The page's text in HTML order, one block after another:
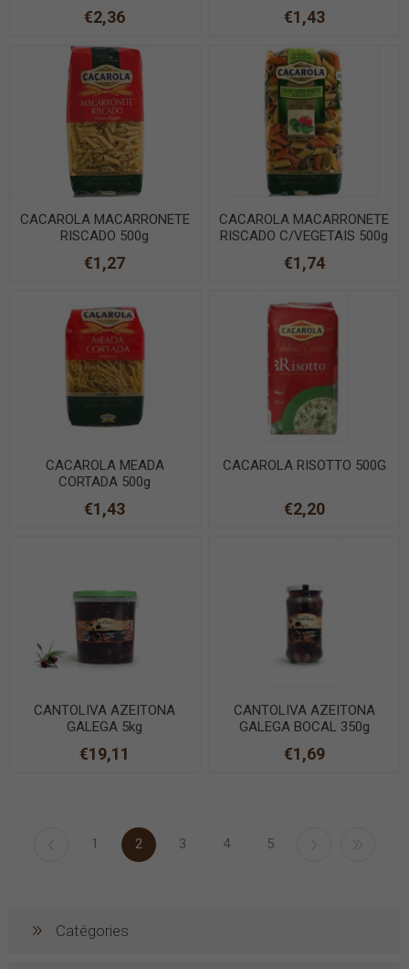
€2,36 €1,43
CACAROLA MACARRONETE
RISCADO 500g
€1,27
CACAROLA MACARRONETE
RISCADO C/VEGETAIS 500g
€1,74
CACAROLA MEADA
CORTADA 500g
€1,43
CACAROLA RISOTTO 500G
€2,20
CANTOLIVA AZEITONA
GALEGA 5kg
€19,11
CANTOLIVA AZEITONA
GALEGA BOCAL 350g
€1,69
1 2 3 4 5
Catégories